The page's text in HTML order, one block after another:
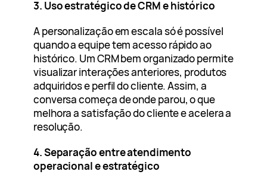
3. Uso estratégico de CRM e histórico
A personalização em escala só é possível
quando a equipe tem acesso rápido ao
histórico. Um CRM bem organizado permite
visualizar interações anteriores, produtos
adquiridos e perfil do cliente. Assim, a
conversa começa de onde parou, o que
melhora a satisfação do cliente e acelera a
resolução.
4. Separação entre atendimento
operacional e estratégico